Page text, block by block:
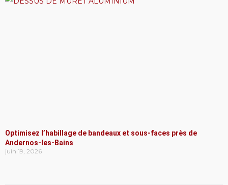
Optimisez l’habillage de bandeaux et sous-faces près de
Andernos-les-Bains
juin 19, 2026